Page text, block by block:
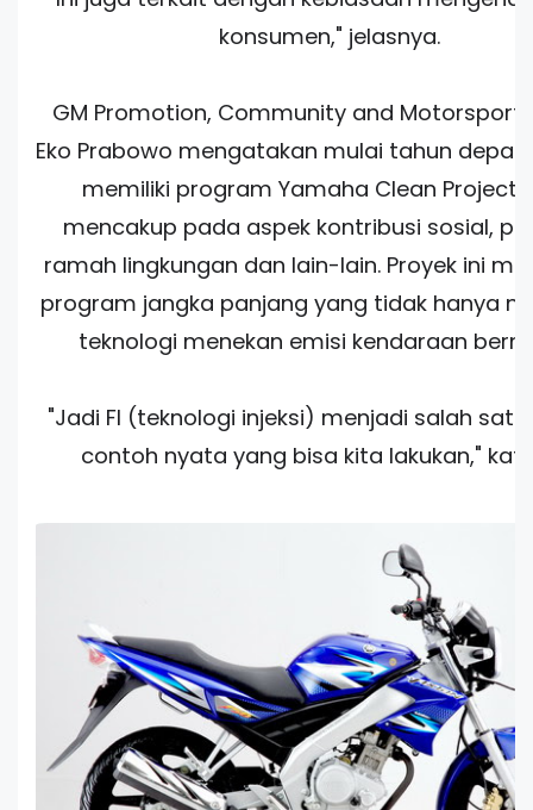
konsumen," jelasnya.
GM Promotion, Community and Motorsport
Eko Prabowo mengatakan mulai tahun
memiliki program Yamaha Clean Project
mencakup pada aspek kontribusi sosial,
ramah lingkungan dan lain-lain. Proyek ini
program jangka panjang yang tidak hanya
teknologi menekan emisi kendaraan
"Jadi FI (teknologi injeksi) menjadi salah satu
contoh nyata yang bisa kita lakukan,"